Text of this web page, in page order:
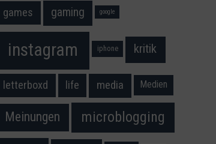
games gaming google
instagram iphone kritik
letterboxd life media Medien
Meinungen microblogging